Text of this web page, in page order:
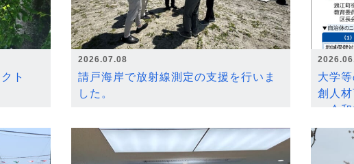
クト
2026.07.08
請戸海岸で放射線測定の支援を行いま
した。
大学
創人
～令